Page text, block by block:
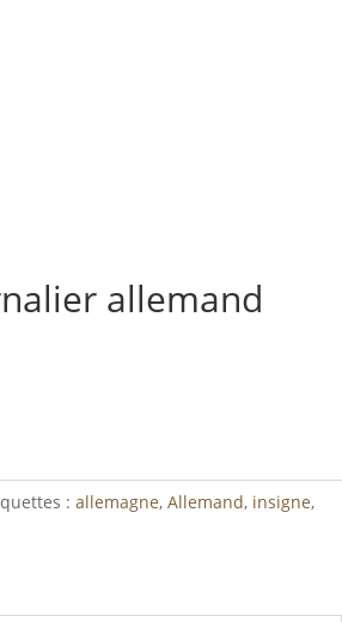
allemand
: allemagne, Allemand, insigne,